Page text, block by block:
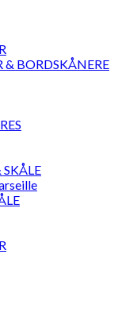
BORDSKÅNERE
SKÅLE